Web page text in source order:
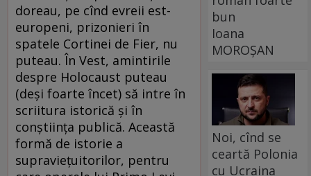
doreau, pe cînd evreii est-
europeni, prizonieri în
spatele Cortinei de Fier, nu
puteau. În Vest, amintirile
despre Holocaust puteau
(deşi foarte încet) să intre în
scriitura istorică şi în
conştiinţa publică. Această
formă de istorie a
supravieţuitorilor, pentru
bun
Ioana
MOROȘAN
Noi, cînd se
ceartă Polonia
cu Ucraina